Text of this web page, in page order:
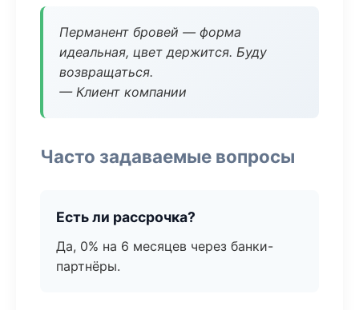
Перманент бровей — форма
идеальная, цвет держится. Буду
возвращаться.
— Клиент компании
Часто задаваемые вопросы
Есть ли рассрочка?
Да, 0% на 6 месяцев через банки-
партнёры.